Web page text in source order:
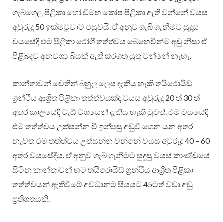
ගැබ්ගෙල පිළිකා හෝ ඩිම්භ කෝෂ පිළිකා ඇති වන්නේ වයස
අවුරුදු 50 ඉක්මවූවාට පසුවයි. ඒ අනුව ගැබි ගැනීමට සුදුසු
වයසේදී එම පිළිකා රෝගී තත්ත්වය බෙහෙවින්ම අඩු නිසා ඒ
පිළිබඳව අනවශ්‍ය බියක් ඇති කරගත යුතු වන්නේ නැහැ.
කාන්තාවන් වෙතින් බහුල ලෙස දැකිය හැකි තයිරොයිඞ්
ග්‍රන්ථිය ආශ්‍රිත පිළිකා තත්ත්වයක්ද වයස අවුරුදු 20 ත් 30 ත්
අතර කාලයේදී වැඩි වශයෙන් දැකිය හැකි වුවත්. එම වයසේදී
එම තත්ත්වය උත්සන්න වී ඉන්පසු අඩුවී ගෙන යන අතර
නැවත එම තත්ත්වය උත්සන්න වන්නේ වයස අවුරුදු 40 – 60
අතර වයසේදීය. ඒ අනුව ගැබ් ගැනීමට සුදුසු වයස් කාණ්ඩයේ
සිටින කාන්තාවන් හට තයිරොයිඞ් ග්‍රන්ථිය ආශ්‍රිත පිළිකා
තත්ත්වයන් ඇතිවීමේ අවධානම සියයට 45ටත් වඩා අඩු
ප්‍රතිශතයකි.